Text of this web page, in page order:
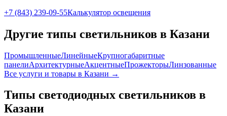
+7 (843) 239-09-55Калькулятор освещения
Другие типы светильников в Казани
ПромышленныеЛинейныеКрупногабаритные
панелиАрхитектурныеАкцентныеПрожекторыЛинзованные
Все услуги и товары в Казани →
Типы светодиодных светильников в
Казани